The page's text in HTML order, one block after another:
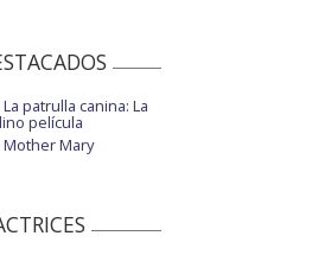
La patrulla canina: La
película
Mother Mary